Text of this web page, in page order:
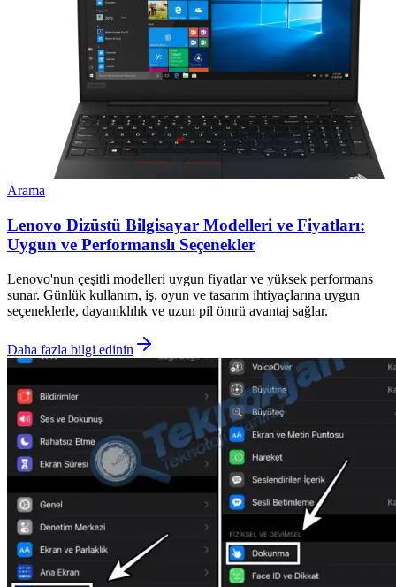
Arama
Lenovo Dizüstü Bilgisayar Modelleri ve Fiyatları:
Uygun ve Performanslı Seçenekler
Lenovo'nun çeşitli modelleri uygun fiyatlar ve yüksek performans
sunar. Günlük kullanım, iş, oyun ve tasarım ihtiyaçlarına uygun
seçeneklerle, dayanıklılık ve uzun pil ömrü avantaj sağlar.
Daha fazla bilgi edinin